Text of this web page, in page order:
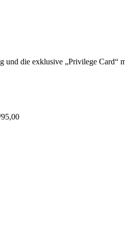
und die exklusive „Privilege Card“